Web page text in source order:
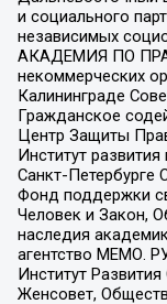
и социального
независимых
АКАДЕМИЯ ПО
некоммерческих
Калининграде
Гражданское
Центр Защиты
Институт
Санкт-Петербурге
Фонд поддержки
Человек и Закон,
наследия
агентство МЕМО.
Институт
Женсовет,